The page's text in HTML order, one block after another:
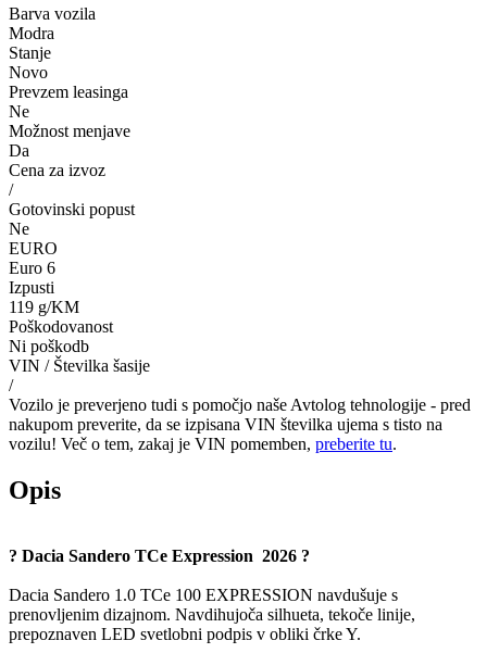
Barva vozila
Modra
Stanje
Novo
Prevzem leasinga
Ne
Možnost menjave
Da
Cena za izvoz
/
Gotovinski popust
Ne
EURO
Euro 6
Izpusti
119 g/KM
Poškodovanost
Ni poškodb
VIN / Številka šasije
/
Vozilo je preverjeno tudi s pomočjo naše Avtolog tehnologije - pred
nakupom preverite, da se izpisana VIN številka ujema s tisto na
vozilu! Več o tem, zakaj je VIN pomemben, preberite tu.
Opis
? Dacia Sandero TCe Expression 2026 ?
Dacia Sandero 1.0 TCe 100 EXPRESSION navdušuje s
prenovljenim dizajnom. Navdihujoča silhueta, tekoče linije,
prepoznaven LED svetlobni podpis v obliki črke Y.